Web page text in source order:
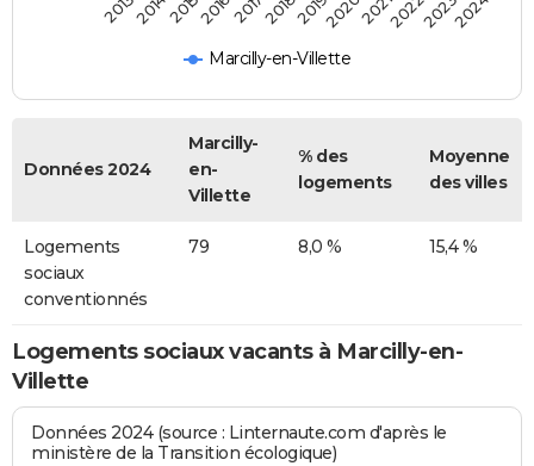
Marcilly-en-Villette
201320142015201620172018201920202021202220232024
Données 2024
Marcilly-
en-
Villette
% des
logements
Moyenne
des villes
Logements
sociaux
conventionnés
79 8,0 % 15,4 %
Logements sociaux vacants à Marcilly-en-
Villette
Données 2024 (source : Linternaute.com d'après le
ministère de la Transition écologique)